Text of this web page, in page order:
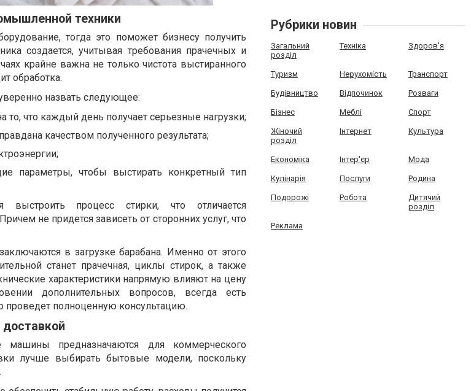
техники
тогда это поможет бизнесу получить
создается, учитывая требования прачечных и
крайне важна не только чистота выстиранного
обработка.
назвать следующее:
что каждый день получает серьезные нагрузки;
качеством полученного результата;
параметры, чтобы выстирать конкретный тип
выстроить процесс стирки, что отличается
не придется зависеть от сторонних услуг, что
в загрузке барабана. Именно от этого
станет прачечная, циклы стирок, а также
характеристики напрямую влияют на цену
дополнительных вопросов, всегда есть
проведет полноценную консультацию.
предназначаются для коммерческого
лучше выбирать бытовые модели, поскольку
Рубрики новин
Загальний
розділ
Техніка Здоров'я
Туризм Нерухомість Транспорт
Будівництво Відпочинок Розваги
Бізнес Меблі Спорт
Жіночий
розділ
Інтернет Культура
Економіка Інтер'єр Мода
Кулінарія Послуги Родина
Подорожі Робота
Дитячий
розділ
Реклама